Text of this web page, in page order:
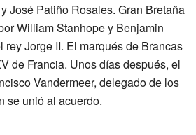
José Patiño Rosales. Gran Bretaña
William Stanhope y Benjamin
rey Jorge II. El marqués de Brancas
de Francia. Unos días después, el
Vandermeer, delegado de los
se unió al acuerdo.